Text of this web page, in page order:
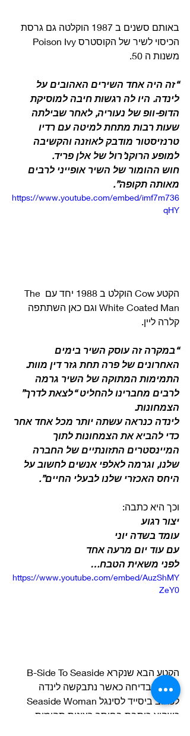
באותם סשנים ב 1987 הוקלטה גם גרסת
משנות ה 50.
“זה היה אחד השירים האהובים על
לינדה. היו לה רגשות חיבה למוסיקת
הדופ-וופ של נעוריה, לאחר שבילתה
שעות רבות מתחת למיטה עם רדיו
טרנזיסטור מודבק לאוזנה והקשיבה
למופע הרוקנ’רול של אלן פריד.
חוש ההומור של השיר אופייני לרבים
מאותה תקופה”.
https://www.youtube.com/embed/imf7m736
qHY
הקטע Cow הוקלט ב 1988 יחד עם The
White Coated Man וגם כאן השתתפה
קלרה ליין.
“במקרה זה עוסק השיר בימים
האחרונים של פרה תחת גזר דין מוות.
התמימות המתוקה של השיר גרמה
לרבים מחברינו להחליט “לצאת לדרך”
הצמחונות.
לינדה כנראה עשתה יותר מכל אחד אחר
כדי להביא את הצמחונות לתוך
המיינסטרים התזונתיים של החברה
שלנו, וגרמה לאלפי אנשים לחשוב על
היחס האכזרי שלנו לבעלי החיים”.
וכך היא כתבה:
יצור רגוע
עומד בשדה יוני
עם עוד יום מרעה אחד
לפני משאית הטבח…
https://www.youtube.com/embed/AuzShMY
ZeY0
נכתב כבדיחה כאשר נתבקשה לינדה
כשהיא כותבת בחוסר רצינות תהומית: